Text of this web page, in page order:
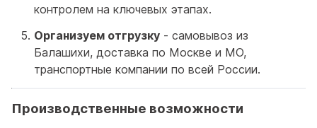
контролем на ключевых этапах.
Организуем отгрузку - самовывоз из
Балашихи, доставка по Москве и МО,
транспортные компании по всей России.
Производственные возможности